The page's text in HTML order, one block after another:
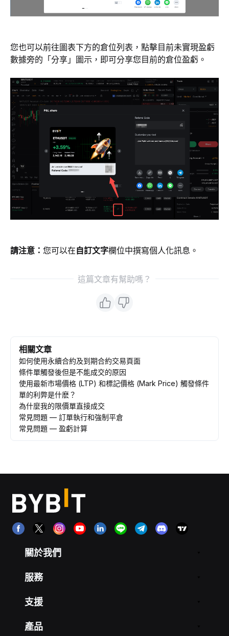
您也可以前往圖表下方的倉位列表，點擊目前未實現盈虧
數據旁的「分享」圖示，即可分享您目前的倉位盈虧。
請注意： 您可以在自訂文字欄位中撰寫個人化訊息。
這篇文章有幫助嗎？
相關文章
如何使用永續合約及到期合約交易頁面
條件單觸發後但是不能成交的原因
使用最新市場價格 (LTP) 和標記價格 (Mark Price) 觸發條件
單的利弊是什麽？
為什麼我的限價單直接成交
常見問題 — 訂單執行和強制平倉
常見問題 — 盈虧計算
關於我們
服務
支援
產品